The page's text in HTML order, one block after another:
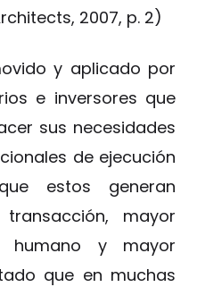
2007, p. 2)
y aplicado por
e inversores que
sus necesidades
de ejecución
estos generan
mayor
humano y mayor
que en muchas